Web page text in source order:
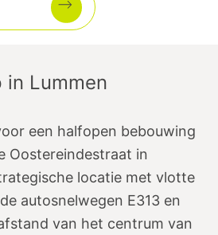
in Lummen
een halfopen bebouwing
Oostereindestraat in
locatie met vlotte
autosnelwegen E313 en
van het centrum van